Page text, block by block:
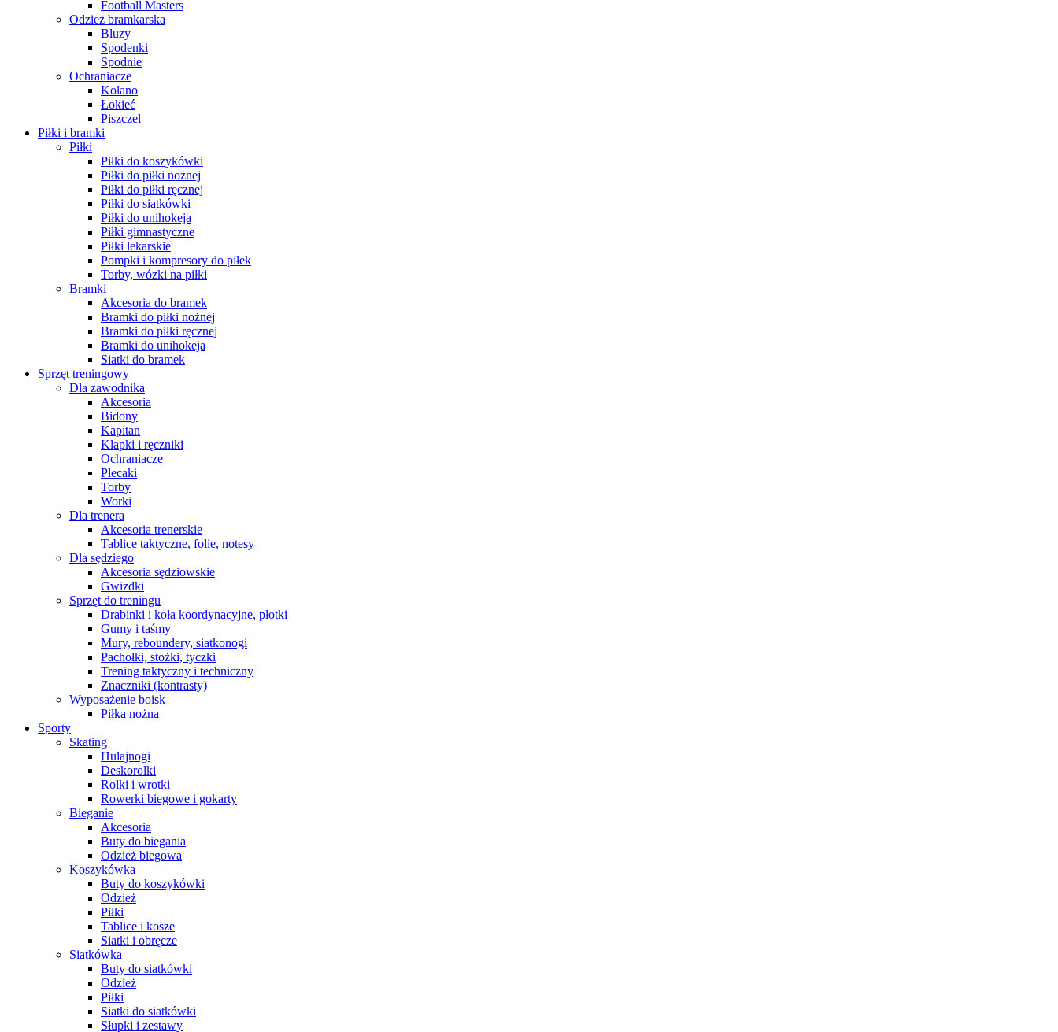
Football Masters
Odzież bramkarska
Bluzy
Spodenki
Spodnie
Ochraniacze
Kolano
Łokieć
Piszczel
Piłki i bramki
Piłki
Piłki do koszykówki
Piłki do piłki nożnej
Piłki do piłki ręcznej
Piłki do siatkówki
Piłki do unihokeja
Piłki gimnastyczne
Piłki lekarskie
Pompki i kompresory do piłek
Torby, wózki na piłki
Bramki
Akcesoria do bramek
Bramki do piłki nożnej
Bramki do piłki ręcznej
Bramki do unihokeja
Siatki do bramek
Sprzęt treningowy
Dla zawodnika
Akcesoria
Bidony
Kapitan
Klapki i ręczniki
Ochraniacze
Plecaki
Torby
Worki
Dla trenera
Akcesoria trenerskie
Tablice taktyczne, folie, notesy
Dla sędziego
Akcesoria sędziowskie
Gwizdki
Sprzęt do treningu
Drabinki i koła koordynacyjne, płotki
Gumy i taśmy
Mury, reboundery, siatkonogi
Pachołki, stożki, tyczki
Trening taktyczny i techniczny
Znaczniki (kontrasty)
Wyposażenie boisk
Piłka nożna
Sporty
Skating
Hulajnogi
Deskorolki
Rolki i wrotki
Rowerki biegowe i gokarty
Bieganie
Akcesoria
Buty do biegania
Odzież biegowa
Koszykówka
Buty do koszykówki
Odzież
Piłki
Tablice i kosze
Siatki i obręcze
Siatkówka
Buty do siatkówki
Odzież
Piłki
Siatki do siatkówki
Słupki i zestawy